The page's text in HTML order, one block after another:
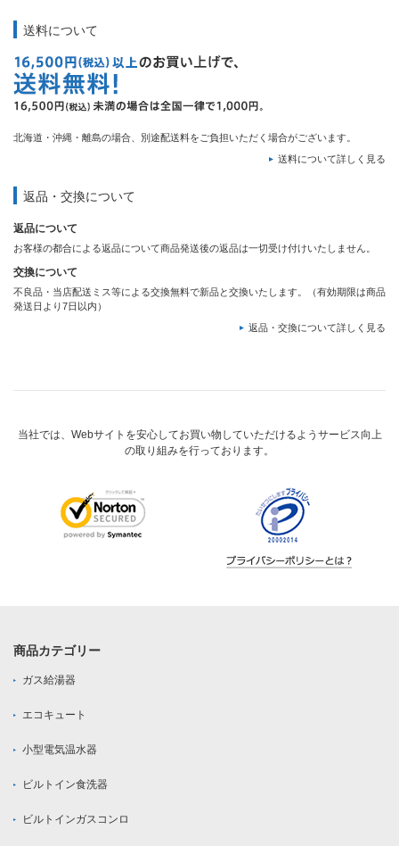
送料について
北海道・沖縄・離島の場合、別途配送料をご負担いただく場合がございます。
送料について詳しく見る
返品・交換について
返品について
お客様の都合による返品について商品発送後の返品は一切受け付けいたしません。
交換について
不良品・当店配送ミス等による交換無料で新品と交換いたします。（有効期限は商品
発送日より7日以内）
返品・交換について詳しく見る
当社では、Webサイトを安心してお買い物していただけるようサービス向上
の取り組みを行っております。
商品カテゴリー
ガス給湯器
エコキュート
小型電気温水器
ビルトイン食洗器
ビルトインガスコンロ